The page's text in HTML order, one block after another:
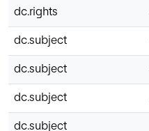
dc.rights
dc.subject
dc.subject
dc.subject
dc.subject